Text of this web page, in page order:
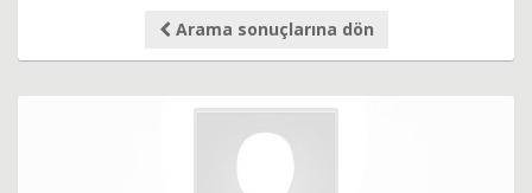
Arama sonuçlarına dön